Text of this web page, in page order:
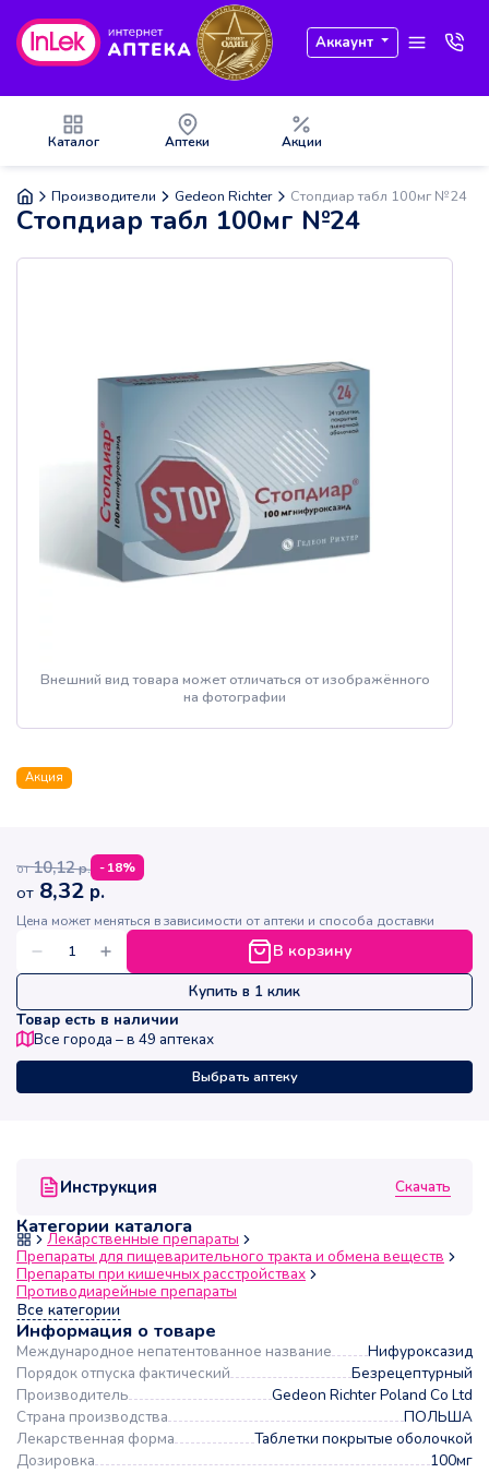
Аккаунт
Каталог Аптеки Акции
Производители Gedeon Richter Стопдиар табл 100мг №24
Стопдиар табл 100мг №24
Внешний вид товара может отличаться от изображённого
на фотографии
Акция
Инструкция Скачать
Категории каталога
Лекарственные препараты
Препараты для пищеварительного тракта и обмена веществ
Препараты при кишечных расстройствах
Противодиарейные препараты
Все категории
Информация о товаре
Международное непатентованное название
Нифуроксазид
Порядок отпуска фактический
Безрецептурный
Производитель
Gedeon Richter Poland Co Ltd
Страна производства
ПОЛЬША
Лекарственная форма
Таблетки покрытые оболочкой
Дозировка
100мг
от 10,12р. -18%
от 8,32 р.
Цена может меняться в зависимости от аптеки и способа доставки
В корзину
Купить в 1 клик
Товар есть в наличии
Все города – в 49 аптеках
Выбрать аптеку